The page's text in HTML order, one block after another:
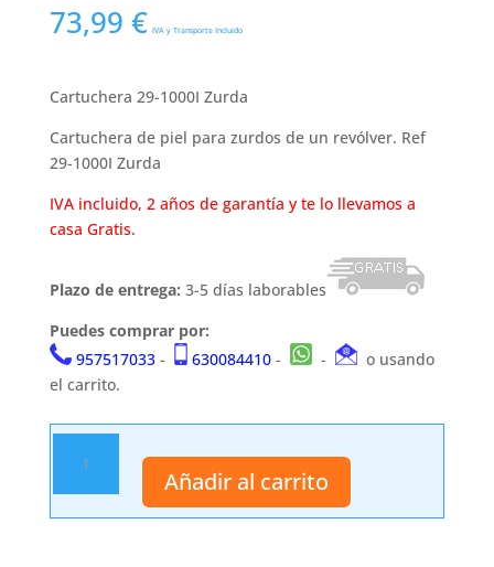
73,99 € IVA y Transporte Incluido
Cartuchera 29-1000I Zurda
Cartuchera de piel para zurdos de un revólver. Ref
29-1000I Zurda
IVA incluido, 2 años de garantía y te lo llevamos a
casa Gratis.
Plazo de entrega: 3-5 días laborables
Puedes comprar por:
957517033- 630084410- -
o usando
el carrito.
1000I
Zurda
Añadir al carrito